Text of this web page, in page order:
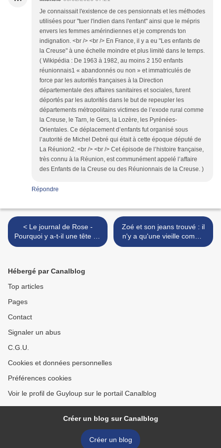
Je connaissait l'existence de ces pensionnats et les méthodes
utilisées pour "tuer l'indien dans l'enfant" ainsi que le mépris
envers les femmes amérindiennes et je comprends ton
indignation. <br /> <br /> En France, il y a eu "Les enfants de
la Creuse" à une échelle moindre et plus limité dans le temps.
( Wikipédia : De 1963 à 1982, au moins 2 150 enfants
réunionnais1 « abandonnés ou non » et immatriculés de
force par les autorités françaises à la Direction
départementale des affaires sanitaires et sociales, furent
déportés par les autorités dans le but de repeupler les
départements métropolitains victimes de l’exode rural comme
la Creuse, le Tarn, le Gers, la Lozère, les Pyrénées-
Orientales. Ce déplacement d’enfants fut organisé sous
l’autorité de Michel Debré qui était à cette époque député de
La Réunion2. <br /> <br /> Cet épisode de l’histoire française,
très connu à la Réunion, est communément appelé l’affaire
des Enfants de la Creuse ou des Réunionnais de la Creuse. )
Répondre
< Le journal de Rose -
Pourquoi y a-t-il une tête de
cerf sur la cheminée de
Zoé et son jeans trouvé : il
n'y a qu'une vieille comme
toi pour trouver ça moche !
Hébergé par Canalblog
Top articles
Pages
Contact
Signaler un abus
C.G.U.
Cookies et données personnelles
Préférences cookies
Voir le profil de Guyloup sur le portail Canalblog
Créer un blog sur Canalblog
Créer un blog